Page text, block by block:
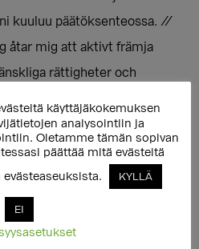
kuuluu päätöksenteossa. //
åtar mig att aktivt främja
rättigheter och
sexuella minoriteter i
och jag lovar att arbeta
diskriminering och
mot
Genom mitt
käyttäjäkokemuksen
analysointiin ja
Oletamme tämän sopivan
päättää mitä evästeitä
KYLLÄ
EI